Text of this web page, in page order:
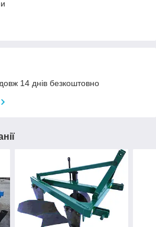
14 днів безкоштовно